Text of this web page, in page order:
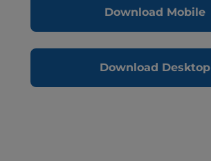
Download Mobile
Download Desktop